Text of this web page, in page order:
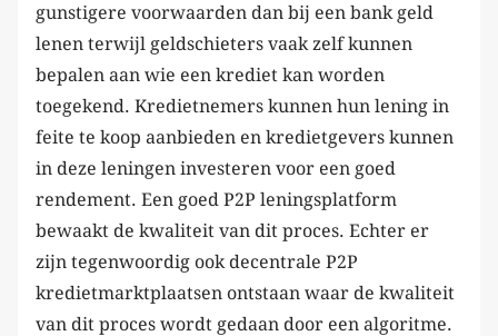
gunstigere voorwaarden dan bij een bank geld
lenen terwijl geldschieters vaak zelf kunnen
bepalen aan wie een krediet kan worden
toegekend. Kredietnemers kunnen hun lening in
feite te koop aanbieden en kredietgevers kunnen
in deze leningen investeren voor een goed
rendement. Een goed P2P leningsplatform
bewaakt de kwaliteit van dit proces. Echter er
zijn tegenwoordig ook decentrale P2P
kredietmarktplaatsen ontstaan waar de kwaliteit
van dit proces wordt gedaan door een algoritme.